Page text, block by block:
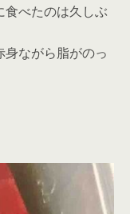
食べたのは久しぶ
ながら脂がのっ